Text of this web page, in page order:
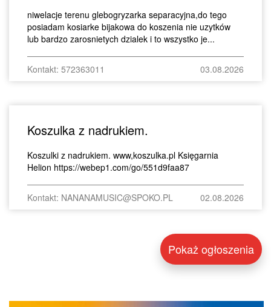
niwelacje terenu glebogryzarka separacyjna,do tego
posiadam kosiarke bijakowa do koszenia nie uzytków
lub bardzo zarosnietych dzialek i to wszystko je...
Kontakt: 572363011 03.08.2026
Koszulka z nadrukiem.
Koszulki z nadrukiem. www,koszulka.pl Księgarnia
Helion https://webep1.com/go/551d9faa87
Kontakt: NANANAMUSIC@SPOKO.PL 02.08.2026
Pokaż ogłoszenia